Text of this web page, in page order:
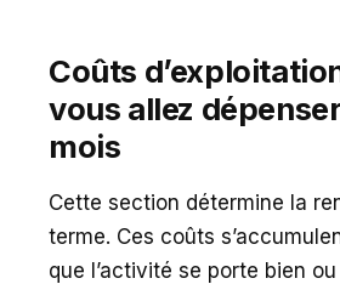
Coûts
vous allez
mois
Cette section détermine la
terme. Ces coûts
que l’activité se porte bien ou